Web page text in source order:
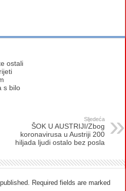
ostali
s bilo
Sljedeća
ŠOK U AUSTRIJI/Zbog
koronavirusa u Austriji 200
hiljada ljudi ostalo bez posla
Required fields are marked